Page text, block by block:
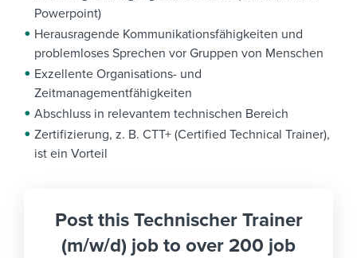
Powerpoint)
Herausragende Kommunikationsfähigkeiten und
problemloses Sprechen vor Gruppen von Menschen
Exzellente Organisations- und
Zeitmanagementfähigkeiten
Abschluss in relevantem technischen Bereich
Zertifizierung, z. B. CTT+ (Certified Technical Trainer),
ist ein Vorteil
Post this Technischer Trainer
(m/w/d) job to over 200 job